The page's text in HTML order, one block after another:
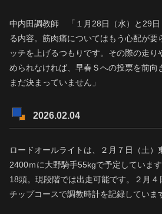
中内田調教師 「１月28日（水）と29日
る内容。筋肉痛についてはもう心配が
ッチを上げるつもりです。その際の走り
められなければ、早春Ｓへの投票を前向
まだ決まっていません」
2026.02.04
ロードオールライトは、２月７日（土）
2400ｍに大野騎手55kgで予定していま
18頭。現段階では出走可能です。２月４
チップコースで調教時計を記録していま